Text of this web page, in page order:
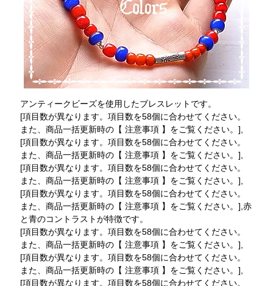
アンティークビーズを使用したブレスレットです。
[項目数が異なります。項目数を58個に合わせてください。
また、商品一括更新時の【 注意事項 】をご覧ください。],
[項目数が異なります。項目数を58個に合わせてください。
また、商品一括更新時の【 注意事項 】をご覧ください。],
[項目数が異なります。項目数を58個に合わせてください。
また、商品一括更新時の【 注意事項 】をご覧ください。],
[項目数が異なります。項目数を58個に合わせてください。
また、商品一括更新時の【 注意事項 】をご覧ください。],赤
と青のコントラストが特徴です。
[項目数が異なります。項目数を58個に合わせてください。
また、商品一括更新時の【 注意事項 】をご覧ください。],
[項目数が異なります。項目数を58個に合わせてください。
また、商品一括更新時の【 注意事項 】をご覧ください。],
[項目数が異なります。項目数を58個に合わせてください。